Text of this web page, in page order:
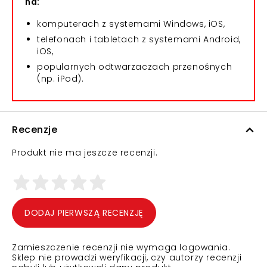
komputerach z systemami Windows, iOS,
telefonach i tabletach z systemami Android,
iOS,
popularnych odtwarzaczach przenośnych
(np. iPod).
Recenzje
Produkt nie ma jeszcze recenzji.
DODAJ PIERWSZĄ RECENZJĘ
Zamieszczenie recenzji nie wymaga logowania.
Sklep nie prowadzi weryfikacji, czy autorzy recenzji